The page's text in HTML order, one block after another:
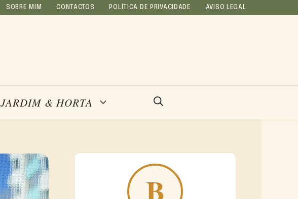
SOBRE MIM CONTACTOS POLÍTICA DE PRIVACIDADE AVISO LEGAL
JARDIM & HORTA